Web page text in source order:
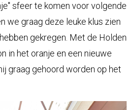
sfeer te komen voor volgende
we graag deze leuke klus zien
gekregen. Met de Holden
in het oranje en een nieuwe
graag gehoord worden op het